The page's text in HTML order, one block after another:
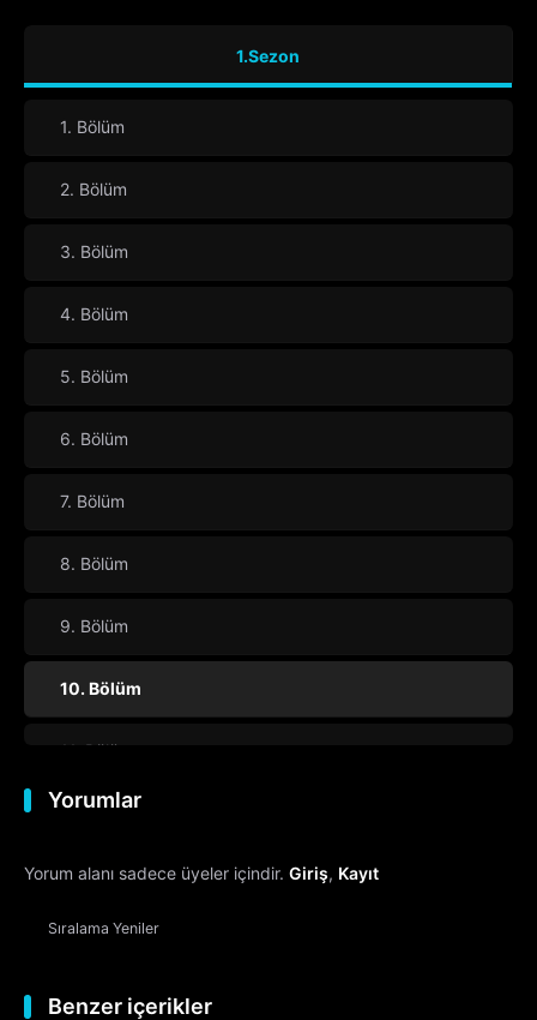
1.Sezon
1. Bölüm
2. Bölüm
3. Bölüm
4. Bölüm
5. Bölüm
6. Bölüm
7. Bölüm
8. Bölüm
9. Bölüm
10. Bölüm
11. Bölüm
12. Bölüm
13. Bölüm
14. Bölüm
15. Bölüm
Yorumlar
Yorum alanı sadece üyeler içindir. Giriş, Kayıt
Sıralama Yeniler
Benzer içerikler